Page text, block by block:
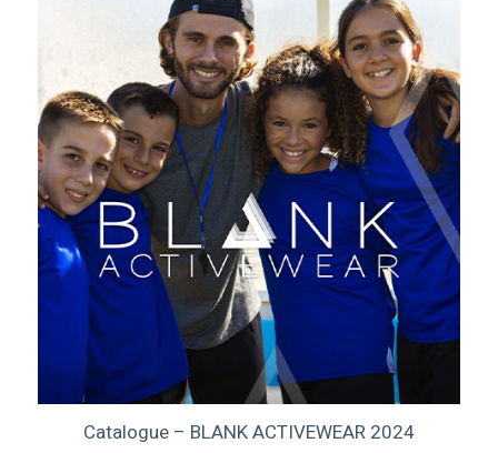
Catalogue – BLANK ACTIVEWEAR 2024